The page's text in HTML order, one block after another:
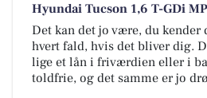
Hyundai Tucson 1,6 T-GDi
Det kan det jo være, du kender
hvert fald, hvis det bliver dig.
lige et lån i friværdien eller i
toldfrie, og det samme er jo